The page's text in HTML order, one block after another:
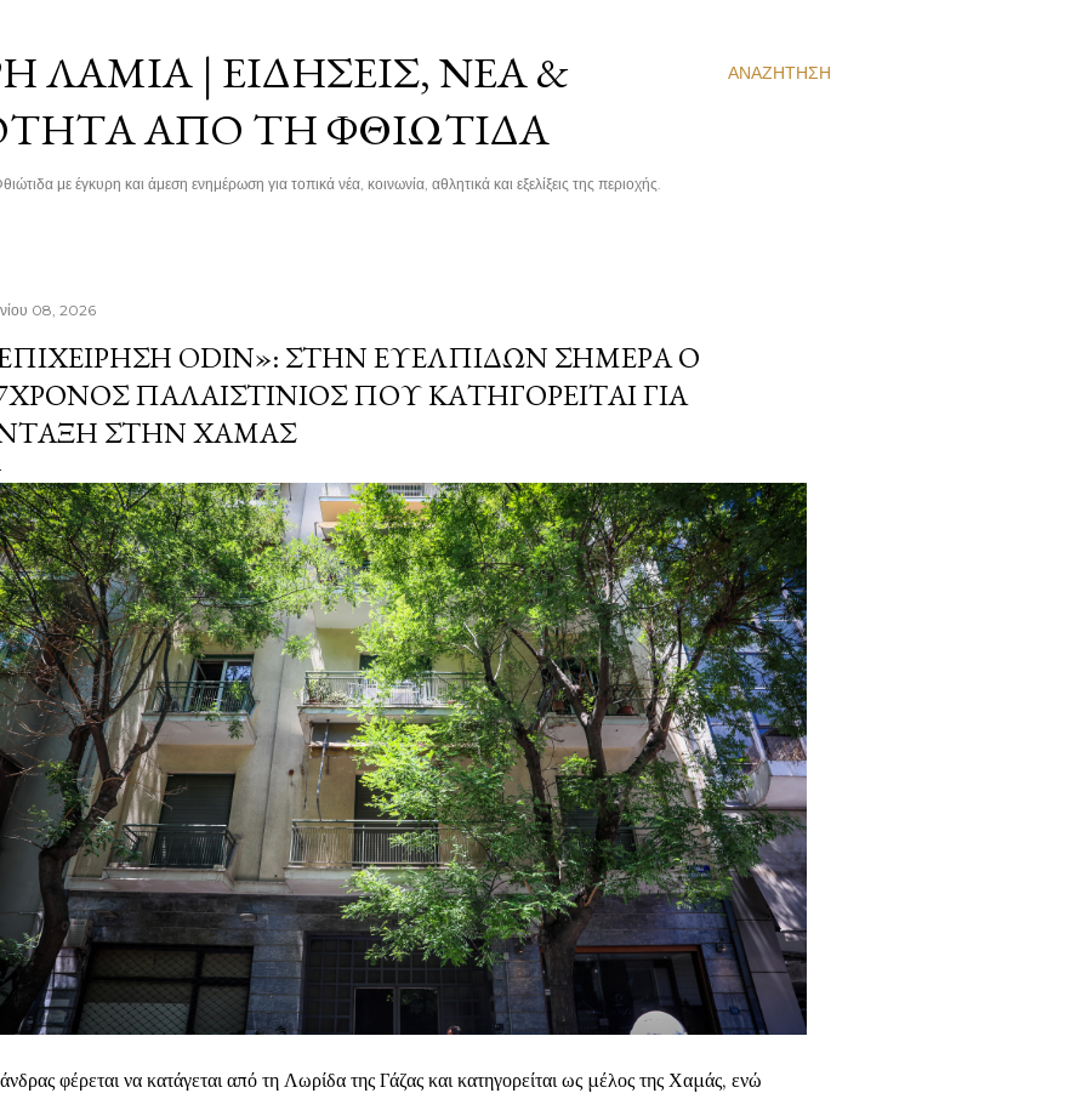
ΑΝΑΖΉΤΗΣΗ
ΛΑΜΊΑ | ΕΙΔΉΣΕΙΣ, ΝΈΑ &
ΑΠΌ ΤΗ ΦΘΙΏΤΙΔΑ
με έγκυρη και άμεση ενημέρωση για τοπικά νέα, κοινωνία, αθλητικά και εξελίξεις της περιοχής.
08, 2026
ODIN»: ΣΤΗΝ ΕΥΕΛΠΊΔΩΝ ΣΉΜΕΡΑ Ο
ΠΑΛΑΙΣΤΊΝΙΟΣ ΠΟΥ ΚΑΤΗΓΟΡΕΊΤΑΙ ΓΙΑ
ΣΤΗΝ ΧΑΜΆΣ
φέρεται να κατάγεται από τη Λωρίδα της Γάζας και κατηγορείται ως μέλος της Χαμάς, ενώ